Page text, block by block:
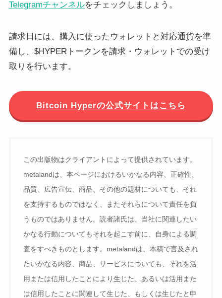
Telegramチャンネルをチェックしましょう。
請求日には、購入に使ったウォレットと対応通貨を準
備し、$HYPERトークンを請求・ウォレットでの受け
取りを行います。
Bitcoin Hyperの公式サイトはこちら
この出版物はクライアントによって提供されています。
metalandは、本ページにおけるいかなる内容、正確性、
品質、広告宣伝、商品、その他の題材についても、それ
を支持するものではなく、またそれらについて責任を負
うものではありません。読者諸氏は、当社に関連したい
かなる行動についてもそれを起こす前に、自身による調
査をすべきものとします。metalandは、本稿で言及され
たいかなる内容、商品、サービスについても、それを活
用または信用したことにより生じた、あるいは活用また
は信用したことに関連して生じた、もしくは生じたと申